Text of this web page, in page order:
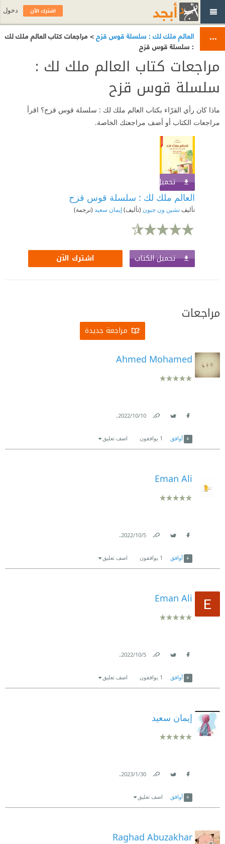
العالم ملك لك : سلسلة قوس قزح> مراجعات كتاب العالم ملك لك
: سلسلة قوس قزح
مراجعات كتاب العالم ملك لك :
سلسلة قوس قزح
ماذا كان رأي القرّاء بكتاب العالم ملك لك : سلسلة قوس قزح؟ اقرأ
مراجعات الكتاب أو أضف مراجعتك الخاصة.
تحميل الكتاب
العالم ملك لك : سلسلة قوس قزح
تأليفتشين ون جيون (تأليف)إيمان سعيد (ترجمة)
تحميل الكتاب اشترك الآن
مراجعات
مراجعة جديدة
Ahmed Mohamed
10‏/10‏/2022
.
أوافق 1 يوافقون اضف تعليق
Eman Ali
5‏/10‏/2022
.
أوافق 1 يوافقون اضف تعليق
Eman Ali
5‏/10‏/2022
.
أوافق 1 يوافقون اضف تعليق
إيمان سعيد
30‏/1‏/2023
.
أوافق اضف تعليق
Raghad Abuzakhar
اشترك الآن دخول